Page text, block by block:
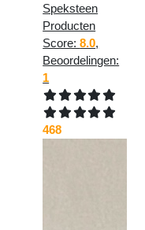
Speksteen
Producten
Score:8.0,
Beoordelingen:
1
468